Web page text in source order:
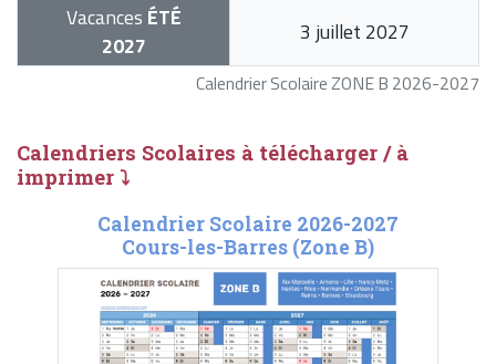
Calendrier Scolaire ZONE B 2026-2027
Vacances ÉTÉ
2027
3 juillet 2027
Calendriers Scolaires à télécharger / à
imprimer ⤵
Calendrier Scolaire 2026-2027
Cours-les-Barres (Zone B)